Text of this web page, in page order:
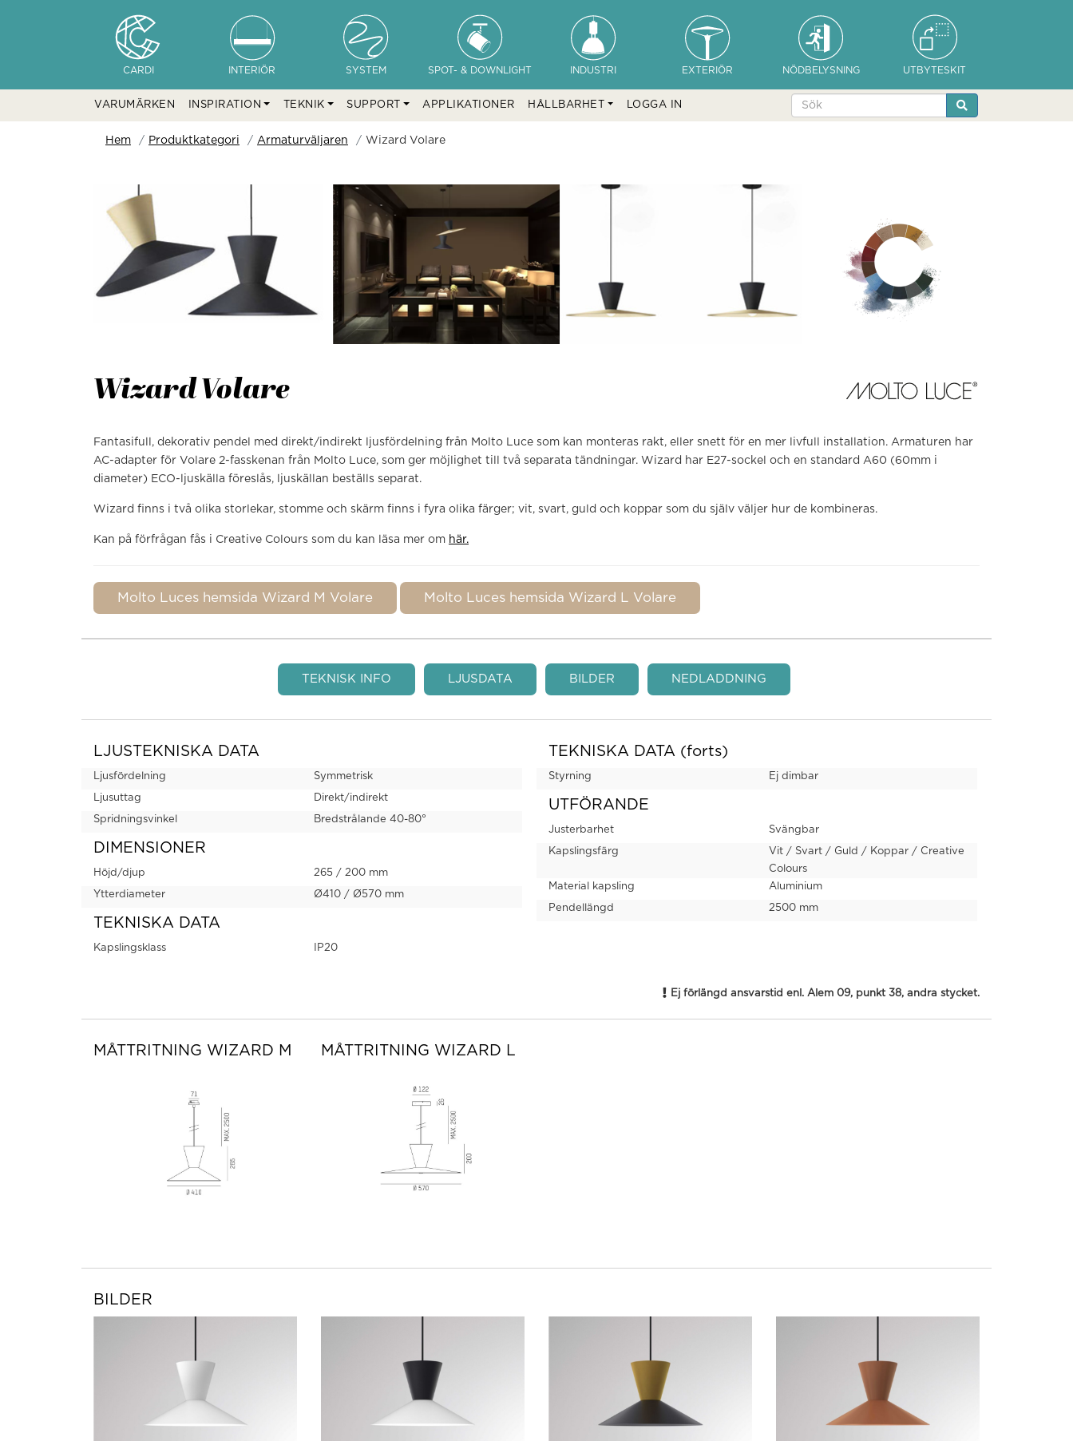
CARDI INTERIÖR SYSTEM SPOT- & DOWNLIGHT INDUSTRI EXTERIÖR NÖDBELYSNING UTBYTESKIT
VARUMÄRKEN INSPIRATION TEKNIK SUPPORT APPLIKATIONER HÅLLBARHET LOGGA IN
Hem Produktkategori Armaturväljaren Wizard Volare
Wizard Volare
Fantasifull, dekorativ pendel med direkt/indirekt ljusfördelning från Molto Luce som kan monteras rakt, eller snett för en mer livfull installation. Armaturen har
AC-adapter för Volare 2-fasskenan från Molto Luce, som ger möjlighet till två separata tändningar. Wizard har E27-sockel och en standard A60 (60mm i
diameter) ECO-ljuskälla föreslås, ljuskällan beställs separat.
Wizard finns i två olika storlekar, stomme och skärm finns i fyra olika färger; vit, svart, guld och koppar som du själv väljer hur de kombineras.
Kan på förfrågan fås i Creative Colours som du kan läsa mer om här.
Molto Luces hemsida Wizard M Volare Molto Luces hemsida Wizard L Volare
TEKNISK INFO LJUSDATA BILDER NEDLADDNING
LJUSTEKNISKA DATA
Ljusfördelning Symmetrisk
Ljusuttag Direkt/indirekt
Spridningsvinkel Bredstrålande 40-80°
DIMENSIONER
Höjd/djup 265 / 200 mm
Ytterdiameter Ø410 / Ø570 mm
TEKNISKA DATA
Kapslingsklass IP20
TEKNISKA DATA (forts)
Styrning Ej dimbar
UTFÖRANDE
Justerbarhet Svängbar
Kapslingsfärg
Vit / Svart / Guld / Koppar / Creative
Colours
Material kapsling
Aluminium
Pendellängd 2500 mm
Ej förlängd ansvarstid enl. Alem 09, punkt 38, andra stycket.
MÅTTRITNING WIZARD M MÅTTRITNING WIZARD L
BILDER